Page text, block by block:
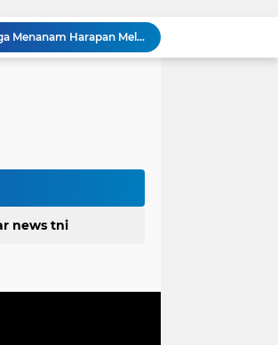
Tingkatkan Kualitas Layanan Publik, Bupati Pulau Morotai Motivasi Kinerja Pegawai PDAM
Polisi Tangkap 2 Pria Pengunggah Konten Provokasi dan Unggahan Palsu Soal Pemerintah di Threads
Mengasuh Buah Hatinya
news tni